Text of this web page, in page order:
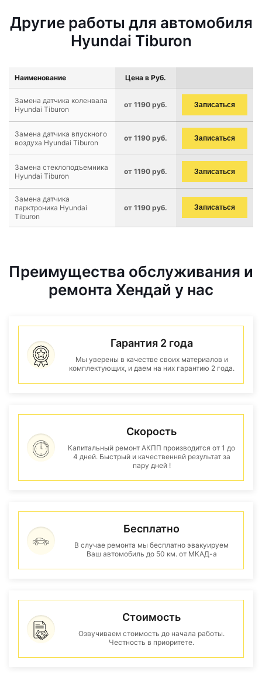
Другие работы для автомобиля
Hyundai Tiburon
Наименование Цена в Руб.
Замена датчика коленвала
Hyundai Tiburon
от 1190 руб. Записаться
Замена датчика впускного
воздуха Hyundai Tiburon
от 1190 руб. Записаться
Замена стеклоподъемника
Hyundai Tiburon
от 1190 руб. Записаться
Замена датчика
парктроника Hyundai
Tiburon
от 1190 руб. Записаться
Преимущества обслуживания и
ремонта Хендай у нас
Гарантия 2 года
Мы уверены в качестве своих материалов и
комплектующих, и даем на них гарантию 2 года.
Скорость
Капитальный ремонт АКПП производится от 1 до
4 дней. Быстрый и качественнвй результат за
пару дней !
Бесплатно
В случае ремонта мы бесплатно эвакуируем
Ваш автомобиль до 50 км. от МКАД-а
Стоимость
Озвучиваем стоимость до начала работы.
Честность в приоритете.